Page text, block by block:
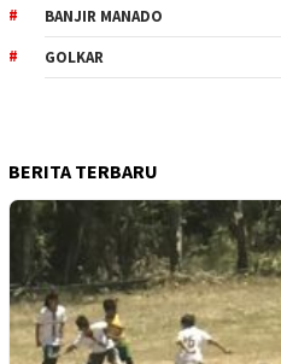
BANJIR MANADO
GOLKAR
BERITA TERBARU